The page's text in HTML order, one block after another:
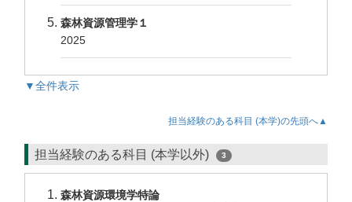
森林資源管理学１
2025
▼全件表示
担当経験のある科目 (本学)の先頭へ▲
担当経験のある科目 (本学以外) 3
森林資源環境学特論